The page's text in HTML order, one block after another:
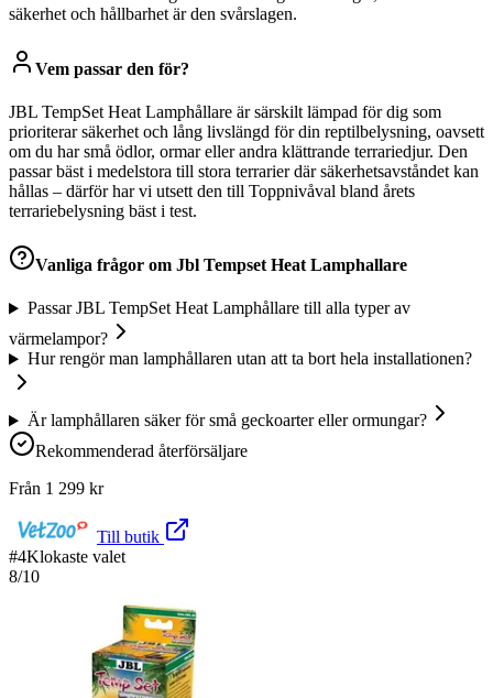
säkerhet och hållbarhet är den svårslagen.
Vem passar den för?
JBL TempSet Heat Lamphållare är särskilt lämpad för dig som
prioriterar säkerhet och lång livslängd för din reptilbelysning, oavsett
om du har små ödlor, ormar eller andra klättrande terrariedjur. Den
passar bäst i medelstora till stora terrarier där säkerhetsavståndet kan
hållas – därför har vi utsett den till Toppnivåval bland årets
terrariebelysning bäst i test.
Vanliga frågor om Jbl Tempset Heat Lamphallare
Passar JBL TempSet Heat Lamphållare till alla typer av
värmelampor?
Hur rengör man lamphållaren utan att ta bort hela installationen?
Är lamphållaren säker för små geckoarter eller ormungar?
Rekommenderad återförsäljare
Från 1 299 kr
Till butik
#4Klokaste valet
8/10